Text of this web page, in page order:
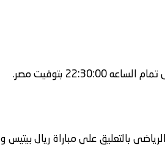
بالتعليق على مباراة ريال بيتيس و